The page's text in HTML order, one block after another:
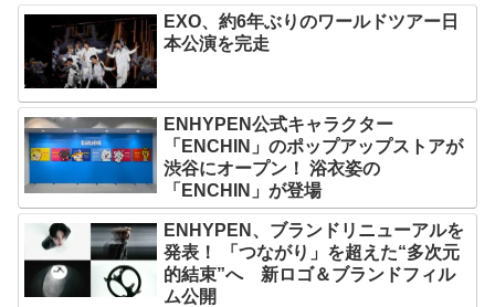
EXO、約6年ぶりのワールドツアー日
本公演を完走
ENHYPEN公式キャラクター
「ENCHIN」のポップアップストアが
渋谷にオープン！ 浴衣姿の
「ENCHIN」が登場
ENHYPEN、ブランドリニューアルを
発表！ 「つながり」を超えた“多次元
的結束”へ 新ロゴ＆ブランドフィル
ム公開